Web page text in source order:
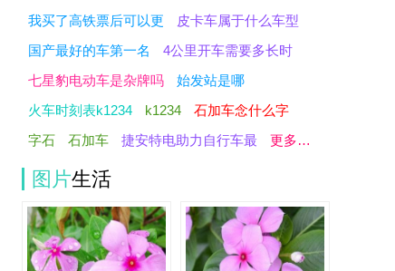
我买了高铁票后可以更
皮卡车属于什么车型
国产最好的车第一名
4公里开车需要多长时
七星豹电动车是杂牌吗
始发站是哪
火车时刻表k1234
k1234
石加车念什么字
字石
石加车 捷安特电助力自行车最 更多…
图片生活